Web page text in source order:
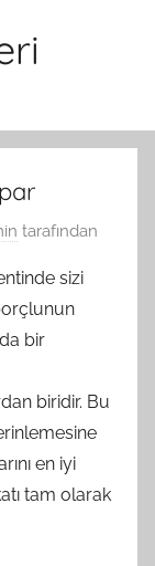
tarafından
sizi
bir
biridir. Bu
en iyi
tam olarak